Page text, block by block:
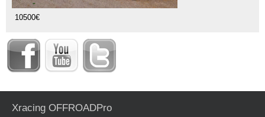
10500€
Xracing OFFROADPro